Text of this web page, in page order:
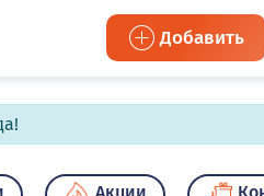
Добавить